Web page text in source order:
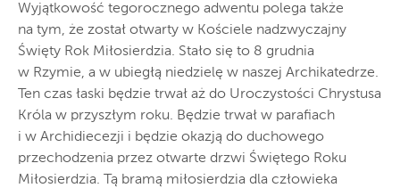
Wyjątkowość tegorocznego adwentu polega także
na tym, że został otwarty w Kościele nadzwyczajny
Święty Rok Miłosierdzia. Stało się to 8 grudnia
w Rzymie, a w ubiegłą niedzielę w naszej Archikatedrze.
Ten czas łaski będzie trwał aż do Uroczystości Chrystusa
Króla w przyszłym roku. Będzie trwał w parafiach
i w Archidiecezji i będzie okazją do duchowego
przechodzenia przez otwarte drzwi Świętego Roku
Miłosierdzia. Tą bramą miłosierdzia dla człowieka